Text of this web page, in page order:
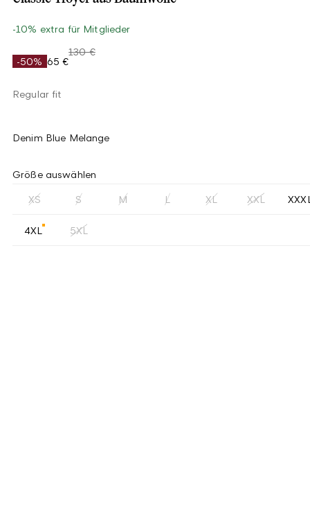
-10% extra für Mitglieder
-50% 65 €
130 €
Regular fit
Denim Blue Melange
Größe auswählen
XS S M L XL XXL
4XL 5XL